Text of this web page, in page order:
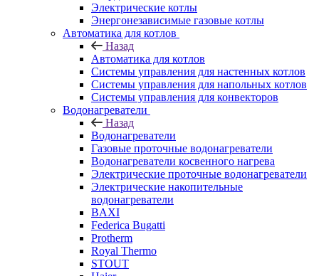
Электрические котлы
Энергонезависимые газовые котлы
Автоматика для котлов
Назад
Автоматика для котлов
Системы управления для настенных котлов
Системы управления для напольных котлов
Системы управления для конвекторов
Водонагреватели
Назад
Водонагреватели
Газовые проточные водонагреватели
Водонагреватели косвенного нагрева
Электрические проточные водонагреватели
Электрические накопительные
водонагреватели
BAXI
Federica Bugatti
Protherm
Royal Thermo
STOUT